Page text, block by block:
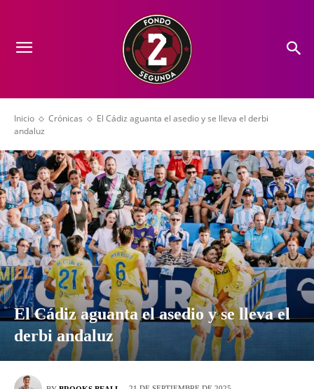
Inicio Crónicas
El Cádiz aguanta el asedio y se lleva el derbi
andaluz
El Cádiz aguanta el asedio y se lleva el
derbi andaluz